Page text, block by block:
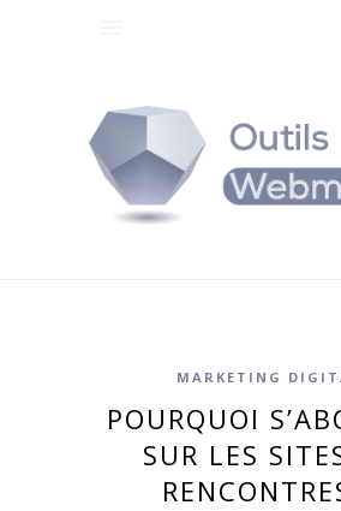
MARKETING
POURQUOI
SUR LES